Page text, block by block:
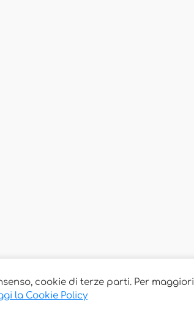
cookie di terze parti. Per maggiori
la Cookie Policy